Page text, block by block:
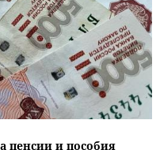
пенсии и пособия